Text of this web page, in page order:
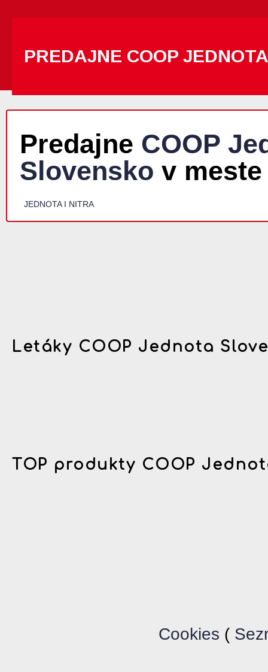
PREDAJNE COOP
Predajne COOP
Slovensko v
JEDNOTA I NITRA
Letáky COOP Jednota
TOP produkty COOP
Cookies (